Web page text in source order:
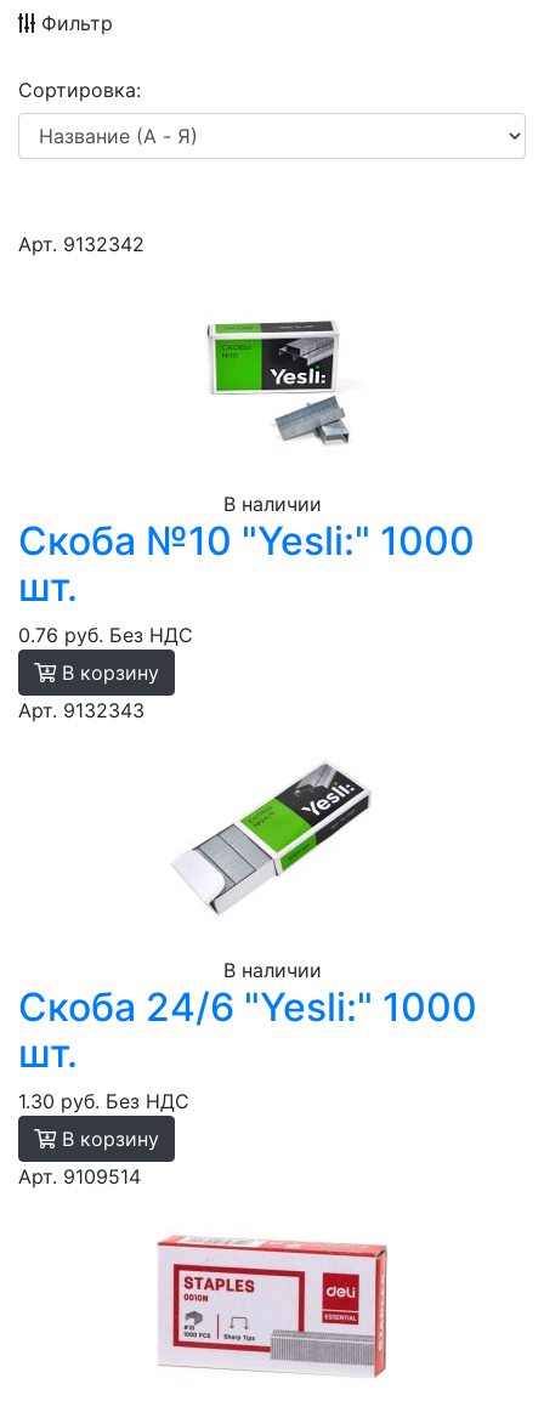
Фильтр
Сортировка:
Арт. 9132342
В наличии
Скоба №10 "Yesli:" 1000
шт.
0.76 руб. Без НДС
В корзину
Арт. 9132343
В наличии
Скоба 24/6 "Yesli:" 1000
шт.
1.30 руб. Без НДС
В корзину
Арт. 9109514